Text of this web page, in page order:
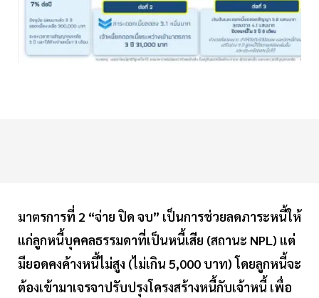
มาตรการที่ 2 “จ่าย ปิด จบ” เป็นการช่วยลดภาระหนี้ให้
แก่ลูกหนี้บุคคลธรรมดาที่เป็นหนี้เสีย (สถานะ NPL) แต่
มียอดคงค้างหนี้ไม่สูง (ไม่เกิน 5,000 บาท) โดยลูกหนี้จะ
ต้องเข้ามาเจรจาปรับปรุงโครงสร้างหนี้กับเจ้าหนี้ เพื่อ